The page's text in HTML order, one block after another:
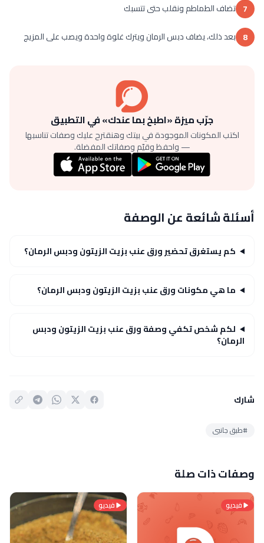
7 تضاف الطماطم ونقلب حتى تتسبك
8 بعد ذلك، يضاف دبس الرمان ويترك غلوة واحدة ويصب على المزيج
جرّب ميزة «اطبخ بما عندك» في التطبيق
اكتب المكونات الموجودة في بيتك وهنقترح عليك وصفات تناسبها
— واحفظ وقيّم وصفاتك المفضلة.
أسئلة شائعة عن الوصفة
كم يستغرق تحضير ورق عنب بزيت الزيتون ودبس الرمان؟
ما هي مكونات ورق عنب بزيت الزيتون ودبس الرمان؟
لكم شخص تكفي وصفة ورق عنب بزيت الزيتون ودبس
الرمان؟
شارك
#طبق جانبى
وصفات ذات صلة
فيديو فيديو